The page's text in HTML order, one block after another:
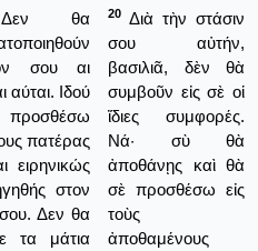
θα
σου αι
αύται. Ιδού
πατέρας
ειρηνικώς
στον
Δεν θα
τα μάτια
20 Διὰ τὴν στάσιν
σου αὐτήν,
βασιλιᾶ, δὲν θὰ
συμβοῦν εἰς σὲ οἱ
ἴδιες συμφορές.
Νά· σὺ θὰ
ἀποθάνῃς καὶ θὰ
σὲ προσθέσω εἰς
τοὺς
ἀποθαμένους